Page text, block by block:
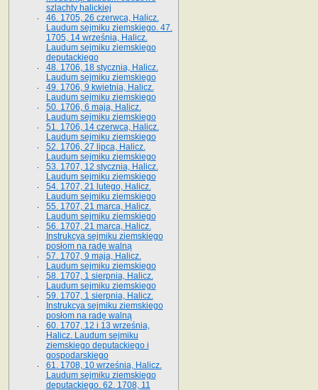
szlachty halickiej
46. 1705, 26 czerwca, Halicz.
Laudum sejmiku ziemskiego. 47.
1705, 14 września, Halicz.
Laudum sejmiku ziemskiego
deputackiego
48. 1706, 18 stycznia, Halicz.
Laudum sejmiku ziemskiego
49. 1706, 9 kwietnia, Halicz.
Laudum sejmiku ziemskiego
50. 1706, 6 maja, Halicz.
Laudum sejmiku ziemskiego
51. 1706, 14 czerwca, Halicz.
Laudum sejmiku ziemskiego
52. 1706, 27 lipca, Halicz.
Laudum sejmiku ziemskiego
53. 1707, 12 stycznia, Halicz.
Laudum sejmiku ziemskiego
54. 1707, 21 lutego, Halicz.
Laudum sejmiku ziemskiego
55. 1707, 21 marca, Halicz.
Laudum sejmiku ziemskiego
56. 1707, 21 marca, Halicz.
Instrukcya sejmiku ziemskiego
posłom na radę walną
57. 1707, 9 maja, Halicz.
Laudum sejmiku ziemskiego
58. 1707, 1 sierpnia, Halicz.
Laudum sejmiku ziemskiego
59. 1707, 1 sierpnia, Halicz.
Instrukcya sejmiku ziemskiego
posłom na radę walną
60. 1707, 12 i 13 września,
Halicz. Laudum sejmiku
ziemskiego deputackiego i
gospodarskiego
61. 1708, 10 września, Halicz.
Laudum sejmiku ziemskiego
deputackiego. 62. 1708, 11